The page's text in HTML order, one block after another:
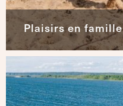
Plaisirs en famille